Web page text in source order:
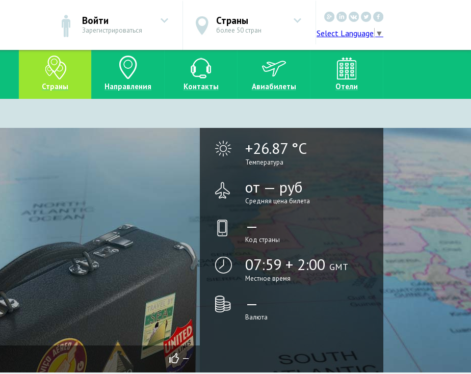
Войти
Зарегистрироваться
Страны
более 50 стран Select Language ▼
Страны Направления Контакты Авиабилеты Отели
+26.87 °C
Температура
от — руб
Средняя цена билета
—
Код страны
07:59 + 2:00 GMT
Местное время
—
Валюта
—